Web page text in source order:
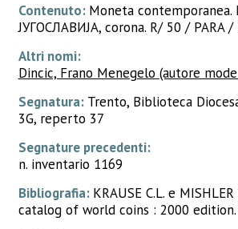
Contenuto: Moneta
ЈУГОСЛАВИЈА, corona. R/ 50 / PARA /
Altri nomi:
Dincic, Frano Menegelo (autore
Segnatura: Trento, Biblioteca
3G, reperto 37
Segnature precedenti:
n. inventario 1169
Bibliografia: KRAUSE C.L. e
catalog of world coins : 2000 edition.